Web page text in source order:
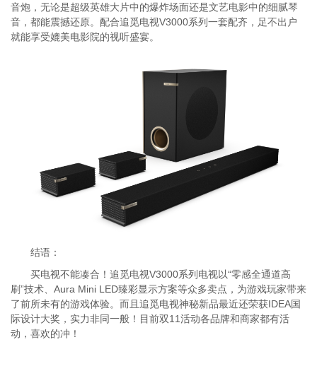
音炮，无论是超级英雄大片中的爆炸场面还是文艺电影中的细腻琴
音，都能震撼还原。配合追觅电视V3000系列一套配齐，足不出户
就能享受媲美电影院的视听盛宴。
结语：
买电视不能凑合！追觅电视V3000系列电视以“零感全通道高
刷”技术、Aura Mini LED臻彩显示方案等众多卖点，为游戏玩家带来
了前所未有的游戏体验。而且追觅电视神秘新品最近还荣获IDEA国
际设计大奖，实力非同一般！目前双11活动各品牌和商家都有活
动，喜欢的冲！